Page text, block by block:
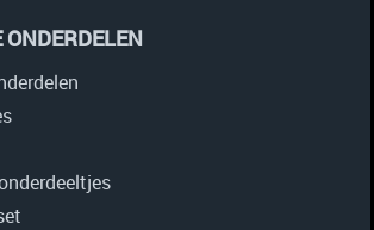
ONDERDELEN